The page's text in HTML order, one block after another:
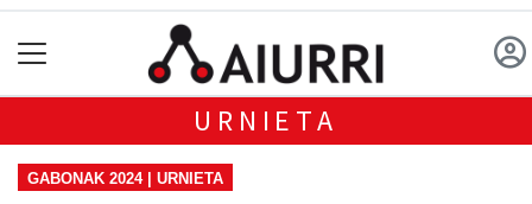
URNIETA
GABONAK 2024 | URNIETA